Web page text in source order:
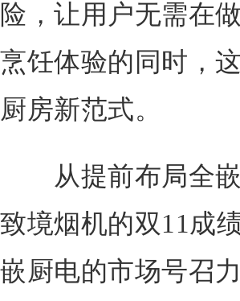
险，让用户无需在
烹饪体验的同时，
厨房新范式。
从提前布局全嵌
致境烟机的双11成
嵌厨电的市场号召